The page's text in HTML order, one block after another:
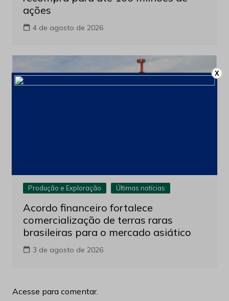
ações
4 de agosto de 2026
Produção e Exploração Últimas notícias
Acordo financeiro fortalece
comercialização de terras raras
brasileiras para o mercado asiático
3 de agosto de 2026
Acesse para comentar.
X